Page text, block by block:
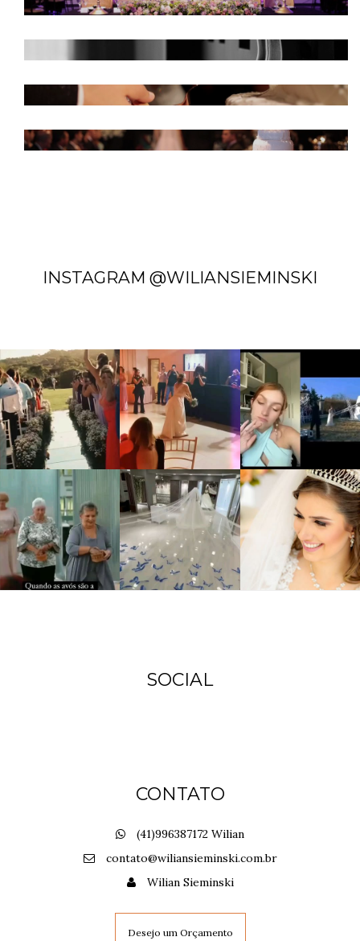
MIRIAN E RAFAEL - DOM ANTÔNIO
EMILY E CLEVERSON - CENTRAL HALL
INSTAGRAM @WILIANSIEMINSKI
SOCIAL
CONTATO
(41)996387172 Wilian
contato@wiliansieminski.com.br
Wilian Sieminski
Desejo um Orçamento